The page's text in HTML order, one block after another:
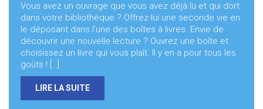
Vous avez un ouvrage que vous avez déjà lu et qui dort
dans votre bibliothèque ? Offrez-lui une seconde vie en
le déposant dans l’une des boîtes à livres. Envie de
découvrir une nouvelle lecture ? Ouvrez une boîte et
choisissez un livre qui vous plaît. Il y en a pour tous les
goûts ! […]
LIRE LA SUITE